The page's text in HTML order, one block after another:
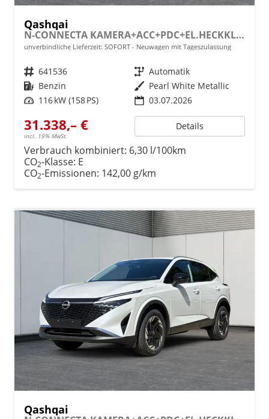
Qashqai
N-CONNECTA KAMERA+ACC+PDC+EL.HECKKL.+SHZ+LED
unverbindliche Lieferzeit: SOFORT Neuwagen mit Tageszulassung
Fahrzeugnr. 641536 Getriebe Automatik
Kraftstoff Benzin Außenfarbe Pearl White Metallic
Leistung 116 kW (158 PS) 03.07.2026
31.338,– €
incl. 19% MwSt.
Details
Verbrauch kombiniert: 6,30 l/100km
CO2-Klasse: E
CO2-Emissionen: 142,00 g/km
Qashqai